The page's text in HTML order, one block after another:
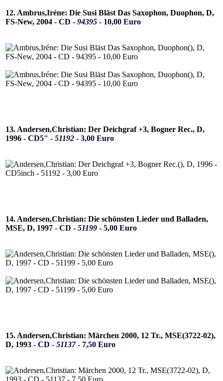
12. Ambrus,Iréne: Die Susi Bläst Das Saxophon, Duophon, D,
FS-New, 2004 - CD - 94395 - 10,00 Euro
13. Andersen,Christian: Der Deichgraf +3, Bogner Rec., D,
1996 - CD5" - 51192 - 3,00 Euro
14. Andersen,Christian: Die schönsten Lieder und Balladen,
MSE, D, 1997 - CD - 51199 - 5,00 Euro
15. Andersen,Christian: Märchen 2000, 12 Tr., MSE(3722-02),
D, 1993 - CD - 51137- 7,50 Euro